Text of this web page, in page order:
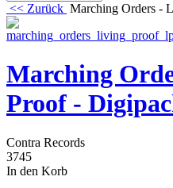
<< Zurück Marching Orders -
Marching
Proof -
Contra Records
3745
In den Korb